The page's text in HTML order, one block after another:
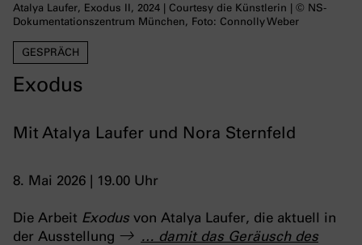
GESPRÄCH
Exodus
Mit Atalya Laufer und Nora Sternfeld
8. Mai 2026 | 19.00 Uhr
Atalya Laufer, Exodus II, 2024 | Courtesy die Künstlerin | © NS-
Dokumentationszentrum München, Foto: Connolly Weber
Die Arbeit Exodus von Atalya Laufer, die aktuell in
der Ausstellung
… damit das Geräusch des